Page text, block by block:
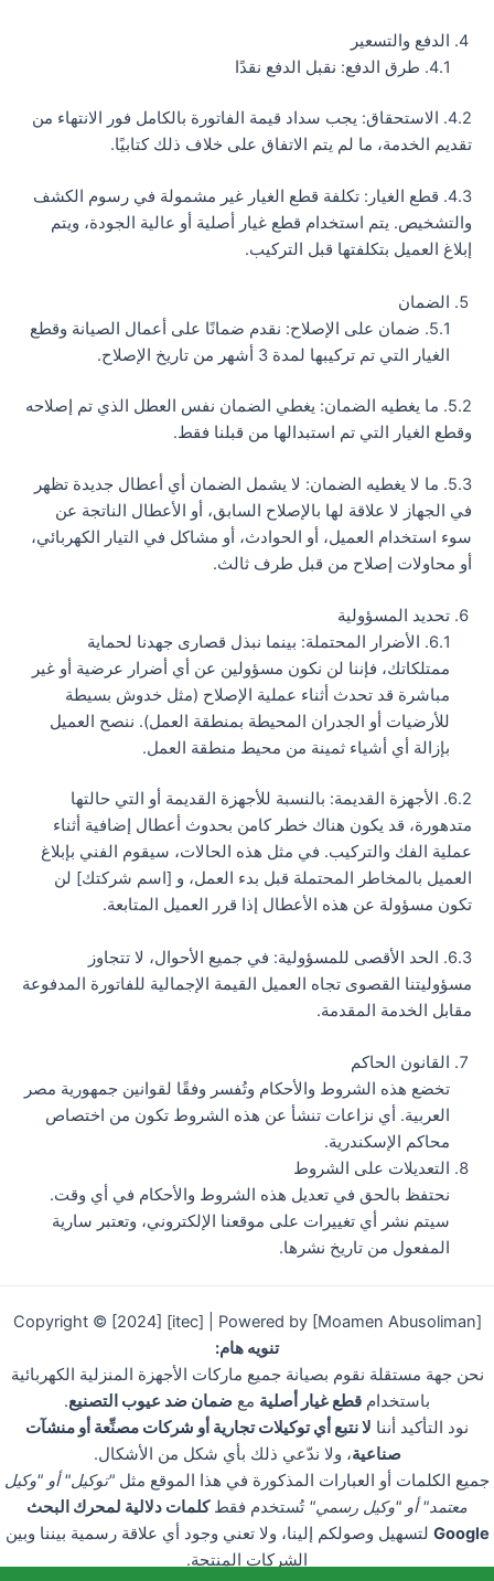
الدفع والتسعير
4.1. طرق الدفع: نقبل الدفع نقدًا
4.2. الاستحقاق: يجب سداد قيمة الفاتورة بالكامل فور الانتهاء من
تقديم الخدمة، ما لم يتم الاتفاق على خلاف ذلك كتابيًا.
4.3. قطع الغيار: تكلفة قطع الغيار غير مشمولة في رسوم الكشف
والتشخيص. يتم استخدام قطع غيار أصلية أو عالية الجودة، ويتم
إبلاغ العميل بتكلفتها قبل التركيب.
الضمان
5.1. ضمان على الإصلاح: نقدم ضمانًا على أعمال الصيانة وقطع
الغيار التي تم تركيبها لمدة 3 أشهر من تاريخ الإصلاح.
5.2. ما يغطيه الضمان: يغطي الضمان نفس العطل الذي تم إصلاحه
وقطع الغيار التي تم استبدالها من قبلنا فقط.
5.3. ما لا يغطيه الضمان: لا يشمل الضمان أي أعطال جديدة تظهر
في الجهاز لا علاقة لها بالإصلاح السابق، أو الأعطال الناتجة عن
سوء استخدام العميل، أو الحوادث، أو مشاكل في التيار الكهربائي،
أو محاولات إصلاح من قبل طرف ثالث.
تحديد المسؤولية
6.1. الأضرار المحتملة: بينما نبذل قصارى جهدنا لحماية
ممتلكاتك، فإننا لن نكون مسؤولين عن أي أضرار عرضية أو غير
مباشرة قد تحدث أثناء عملية الإصلاح (مثل خدوش بسيطة
للأرضيات أو الجدران المحيطة بمنطقة العمل). ننصح العميل
بإزالة أي أشياء ثمينة من محيط منطقة العمل.
6.2. الأجهزة القديمة: بالنسبة للأجهزة القديمة أو التي حالتها
متدهورة، قد يكون هناك خطر كامن بحدوث أعطال إضافية أثناء
عملية الفك والتركيب. في مثل هذه الحالات، سيقوم الفني بإبلاغ
العميل بالمخاطر المحتملة قبل بدء العمل، و [اسم شركتك] لن
تكون مسؤولة عن هذه الأعطال إذا قرر العميل المتابعة.
6.3. الحد الأقصى للمسؤولية: في جميع الأحوال، لا تتجاوز
مسؤوليتنا القصوى تجاه العميل القيمة الإجمالية للفاتورة المدفوعة
مقابل الخدمة المقدمة.
القانون الحاكم
تخضع هذه الشروط والأحكام وتُفسر وفقًا لقوانين جمهورية مصر
العربية. أي نزاعات تنشأ عن هذه الشروط تكون من اختصاص
محاكم الإسكندرية.
التعديلات على الشروط
نحتفظ بالحق في تعديل هذه الشروط والأحكام في أي وقت.
سيتم نشر أي تغييرات على موقعنا الإلكتروني، وتعتبر سارية
المفعول من تاريخ نشرها.
Copyright © [2024] [itec] | Powered by [Moamen Abusoliman]
تنويه هام:
نحن جهة مستقلة نقوم بصيانة جميع ماركات الأجهزة المنزلية الكهربائية
باستخدام قطع غيار أصلية مع ضمان ضد عيوب التصنيع.
نود التأكيد أننا لا نتبع أي توكيلات تجارية أو شركات مصنِّعة أو منشآت
صناعية، ولا ندّعي ذلك بأي شكل من الأشكال.
جميع الكلمات أو العبارات المذكورة في هذا الموقع مثل "توكيل" أو "وكيل
معتمد" أو "وكيل رسمي" تُستخدم فقطكلمات دلالية لمحرك البحث
Google لتسهيل وصولكم إلينا، ولا تعني وجود أي علاقة رسمية بيننا وبين
الشركات المنتجة.